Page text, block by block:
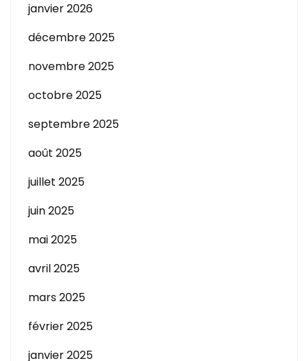
janvier 2026
décembre 2025
novembre 2025
octobre 2025
septembre 2025
août 2025
juillet 2025
juin 2025
mai 2025
avril 2025
mars 2025
février 2025
janvier 2025